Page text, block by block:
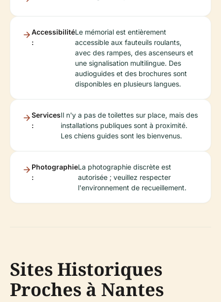
Accessibilité
:
Le mémorial est entièrement
accessible aux fauteuils roulants,
avec des rampes, des ascenseurs et
une signalisation multilingue. Des
audioguides et des brochures sont
disponibles en plusieurs langues.
Services
:
Il n'y a pas de toilettes sur place, mais des
installations publiques sont à proximité.
Les chiens guides sont les bienvenus.
Photographie
:
La photographie discrète est
autorisée ; veuillez respecter
l'environnement de recueillement.
Sites Historiques
Proches à Nantes